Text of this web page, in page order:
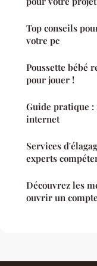
Top conseils
votre pc
Poussette bébé
pour jouer !
Guide pratique
internet
Services
experts
Découvrez les
ouvrir un